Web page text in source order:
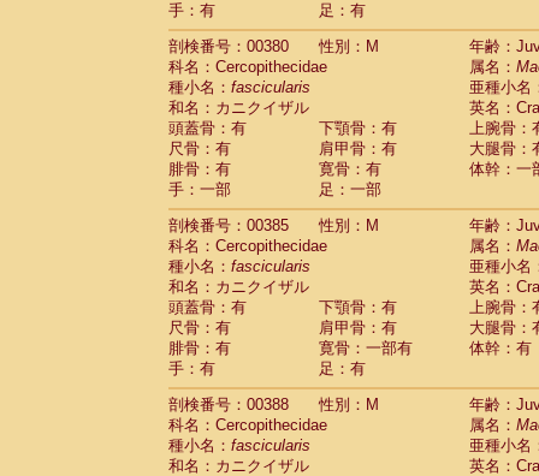
手：有
足：有
剖検番号：00380
性別：M
年齢：
科名：Cercopithecidae
属名：
種小名： fascicularis
亜種小名
和名：カニクイザル
英名：
頭蓋骨：有
下顎骨：有
上腕骨：
尺骨：有
肩甲骨：有
大腿骨：
腓骨：有
寛骨：有
体幹：一
手：一部
足：一部
剖検番号：00385
性別：M
年齢：
科名：Cercopithecidae
属名：
種小名： fascicularis
亜種小名
和名：カニクイザル
英名：
頭蓋骨：有
下顎骨：有
上腕骨：
尺骨：有
肩甲骨：有
大腿骨：
腓骨：有
寛骨：一部有
体幹：有
手：有
足：有
剖検番号：00388
性別：M
年齢：
科名：Cercopithecidae
属名：
種小名： fascicularis
亜種小名
和名：カニクイザル
英名：